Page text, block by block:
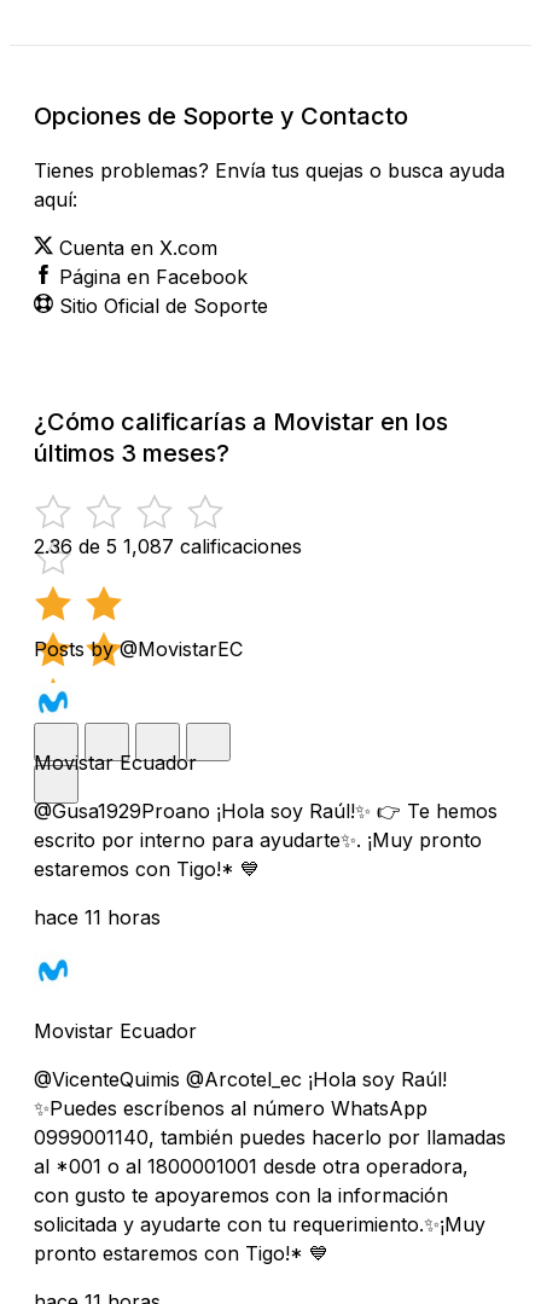
Opciones de Soporte y Contacto
Tienes problemas? Envía tus quejas o busca ayuda
aquí:
Cuenta en X.com
Página en Facebook
Sitio Oficial de Soporte
¿Cómo calificarías a Movistar en los
últimos 3 meses?
2.36 de 5 1,087 calificaciones
Posts by @MovistarEC
Movistar Ecuador
@Gusa1929Proano ¡Hola soy Raúl!✨ 👉 Te hemos
escrito por interno para ayudarte✨. ¡Muy pronto
estaremos con Tigo!* 💙
hace 11 horas
Movistar Ecuador
@VicenteQuimis @Arcotel_ec ¡Hola soy Raúl!
✨Puedes escríbenos al número WhatsApp
0999001140, también puedes hacerlo por llamadas
al *001 o al 1800001001 desde otra operadora,
con gusto te apoyaremos con la información
solicitada y ayudarte con tu requerimiento.✨¡Muy
pronto estaremos con Tigo!* 💙